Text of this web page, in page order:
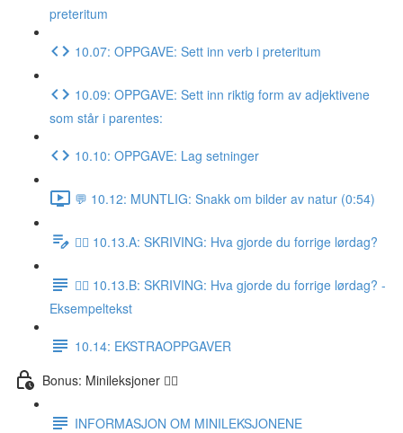
preteritum
10.07: OPPGAVE: Sett inn verb i preteritum
10.09: OPPGAVE: Sett inn riktig form av adjektivene
som står i parentes:
10.10: OPPGAVE: Lag setninger
💬 10.12: MUNTLIG: Snakk om bilder av natur (0:54)
✍🏼 10.13.A: SKRIVING: Hva gjorde du forrige lørdag?
✍🏼 10.13.B: SKRIVING: Hva gjorde du forrige lørdag? -
Eksempeltekst
10.14: EKSTRAOPPGAVER
Bonus: Minileksjoner 👌🏻
INFORMASJON OM MINILEKSJONENE